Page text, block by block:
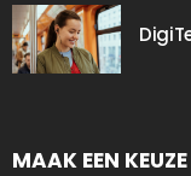
MAAK EEN KEUZE